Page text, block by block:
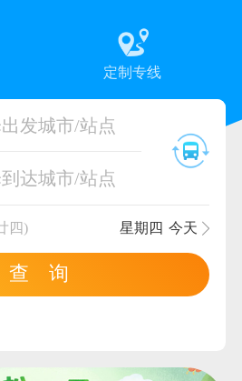
定制专线
发城市/站点
达城市/站点
四) 星期四 今天
查 询